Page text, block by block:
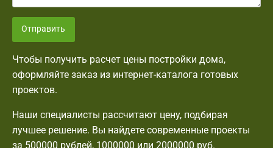
Отправить
Чтобы получить расчет цены постройки дома,
оформляйте заказ из интернет-каталога готовых
проектов.
Наши специалисты рассчитают цену, подбирая
лучшее решение. Вы найдете современные проекты
за 500000 рублей, 1000000 или 2000000 руб.